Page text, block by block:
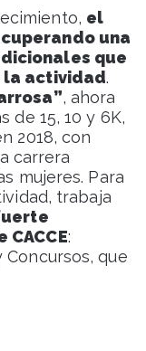
el
una
que
la actividad.
, ahora
de 15, 10 y 6K,
2018, con
carrera
mujeres. Para
trabaja
:
que